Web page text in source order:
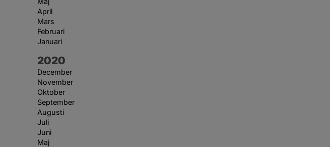
April
Mars
Februari
Januari
År:
2020
December
November
Oktober
September
Augusti
Juli
Juni
Maj